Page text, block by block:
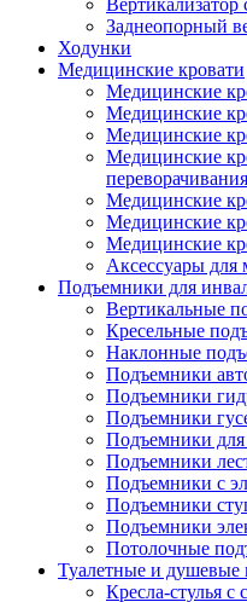
Вертикализатор
Заднеопорный
Ходунки
Медицинские кровати
Медицинские
Медицинские
Медицинские
Медицинские
Медицинские
Медицинские
Медицинские
Аксессуары для
Подъемники для
Вертикальные
Кресельные
Наклонные
Подъемники
Подъемники
Подъемники
Подъемники для
Подъемники
Подъемники с
Подъемники
Подъемники
Потолочные
Туалетные и душевые
Кресла-стулья